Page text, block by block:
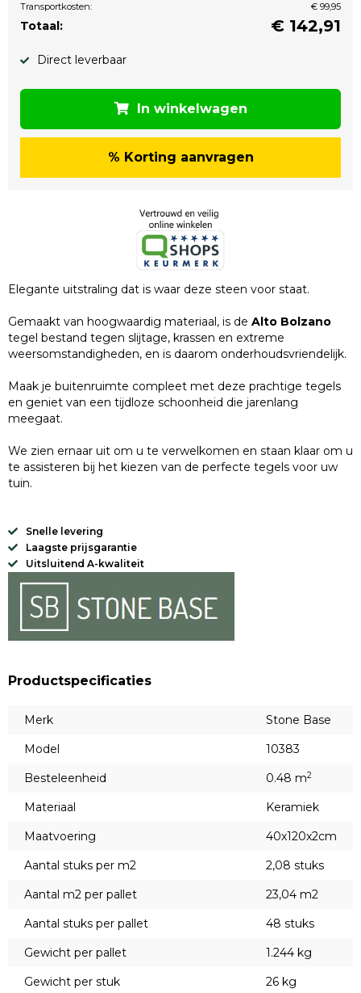
Transportkosten:
€ 99,95
Totaal: € 142,91
Direct leverbaar
In winkelwagen
% Korting aanvragen
Elegante uitstraling dat is waar deze steen voor staat.
Gemaakt van hoogwaardig materiaal, is de Alto Bolzano
tegel bestand tegen slijtage, krassen en extreme
weersomstandigheden, en is daarom onderhoudsvriendelijk.
Maak je buitenruimte compleet met deze prachtige tegels
en geniet van een tijdloze schoonheid die jarenlang
meegaat.
We zien ernaar uit om u te verwelkomen en staan klaar om u
te assisteren bij het kiezen van de perfecte tegels voor uw
tuin.
Snelle levering
Laagste prijsgarantie
Uitsluitend A-kwaliteit
Productspecificaties
Merk
Stone Base
Model
10383
Besteleenheid
0.48 m2
Materiaal
Keramiek
Maatvoering
40x120x2cm
Aantal stuks per m2
2,08 stuks
Aantal m2 per pallet
23,04 m2
Aantal stuks per pallet
48 stuks
Gewicht per pallet
1.244 kg
Gewicht per stuk
26 kg